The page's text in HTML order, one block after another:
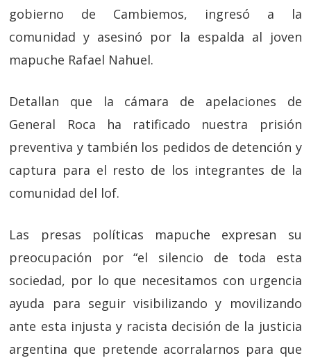
gobierno de Cambiemos, ingresó a la
comunidad y asesinó por la espalda al joven
mapuche Rafael Nahuel.
Detallan que la cámara de apelaciones de
General Roca ha ratificado nuestra prisión
preventiva y también los pedidos de detención y
captura para el resto de los integrantes de la
comunidad del lof.
Las presas políticas mapuche expresan su
preocupación por “el silencio de toda esta
sociedad, por lo que necesitamos con urgencia
ayuda para seguir visibilizando y movilizando
ante esta injusta y racista decisión de la justicia
argentina que pretende acorralarnos para que